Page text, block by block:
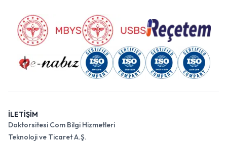
İLETİŞİM
Doktorsitesi Com Bilgi Hizmetleri
Teknoloji ve Ticaret A.Ş.